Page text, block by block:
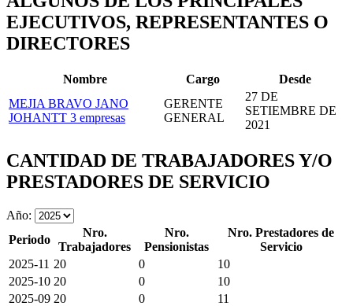
EJECUTIVOS, REPRESENTANTES O
DIRECTORES
Nombre Cargo
Desde
MEJIA BRAVO JANO
JOHANTT 3 empresas
GERENTE
GENERAL
27 DE
SETIEMBRE DE
2021
CANTIDAD DE TRABAJADORES Y/O
PRESTADORES DE SERVICIO
Año:
Periodo
Nro.
Trabajadores
Nro.
Pensionistas
Nro. Prestadores de
Servicio
2025-11 20 0
10
2025-10 20 0
10
2025-09 20 0
11